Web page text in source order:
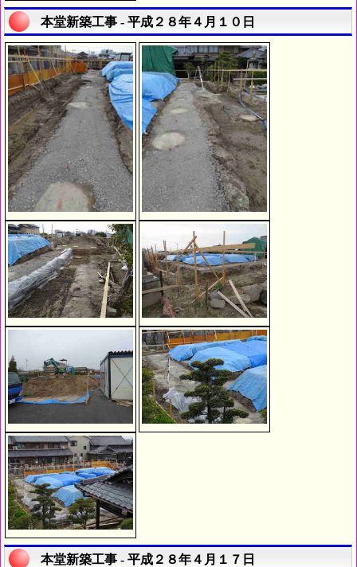
本堂新築工事 - 平成２８年４月１０日
本堂新築工事 - 平成２８年４月１７日